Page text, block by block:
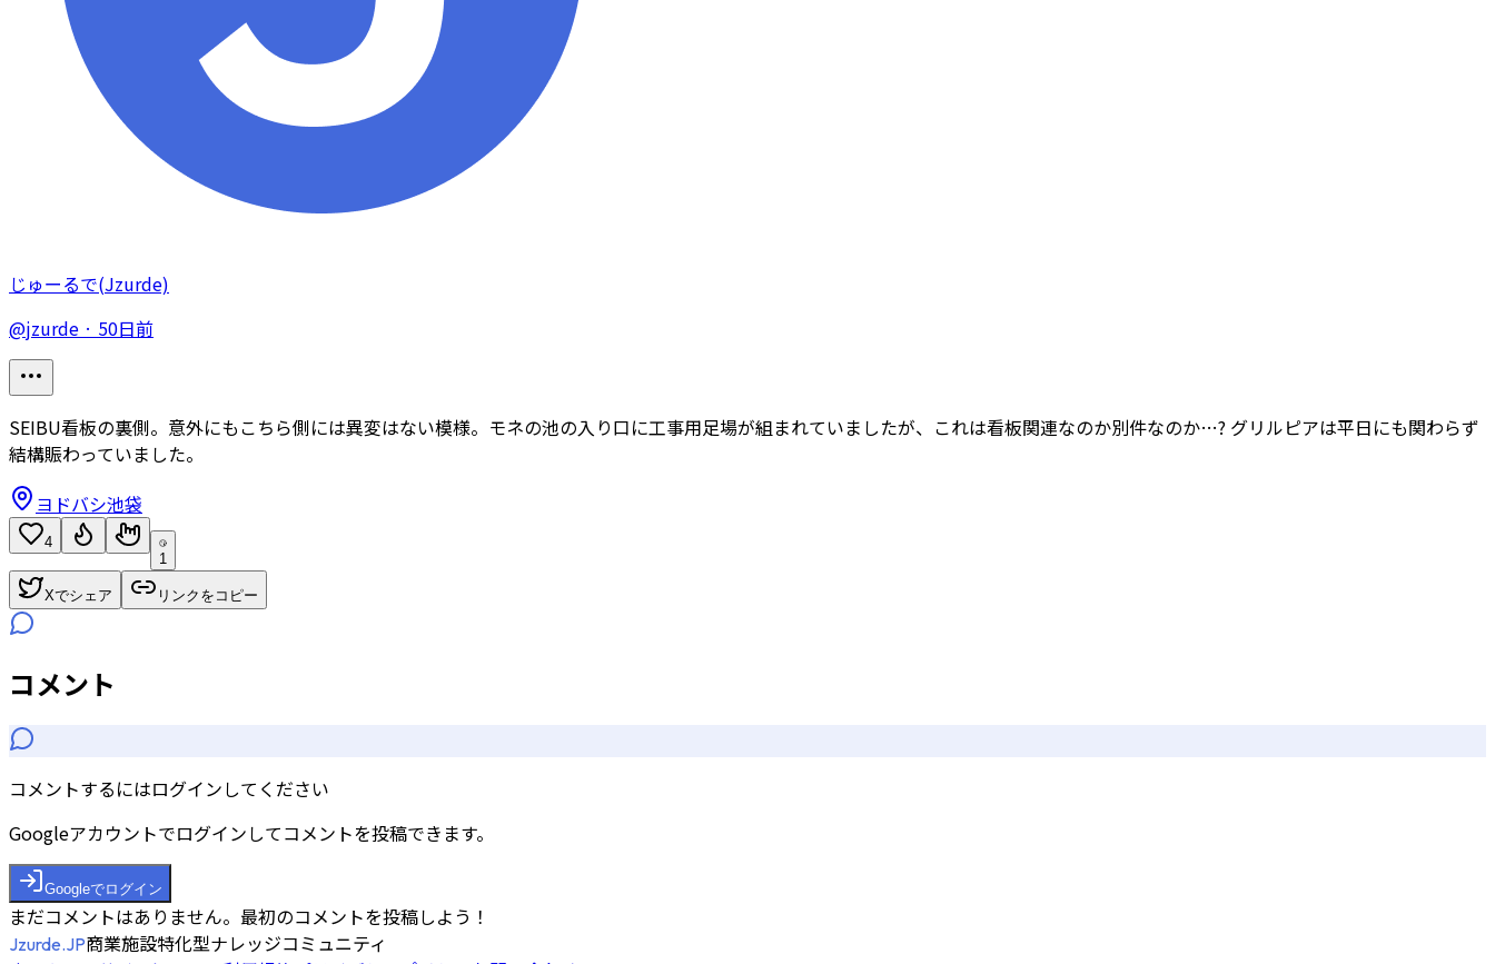
じゅーるで(Jzurde)
@jzurde · 50日前
SEIBU看板の裏側。意外にもこちら側には異変はない模様。モネの池の入り口に工事用足場が組まれていましたが、これは看板関連なのか別件なのか…? グリルピアは平日にも関わらず
結構賑わっていました。
ヨドバシ池袋
4
1
Xでシェア リンクをコピー
コメント
コメントするにはログインしてください
Googleアカウントでログインしてコメントを投稿できます。
Googleでログイン
まだコメントはありません。最初のコメントを投稿しよう！
Jzurde.JP商業施設特化型ナレッジコミュニティ